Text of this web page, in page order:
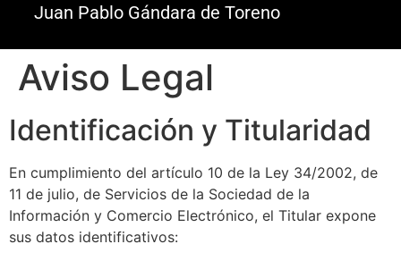
Juan Pablo Gándara de Toreno
Aviso Legal
Identificación y Titularidad
En cumplimiento del artículo 10 de la Ley 34/2002, de
11 de julio, de Servicios de la Sociedad de la
Información y Comercio Electrónico, el Titular expone
sus datos identificativos: